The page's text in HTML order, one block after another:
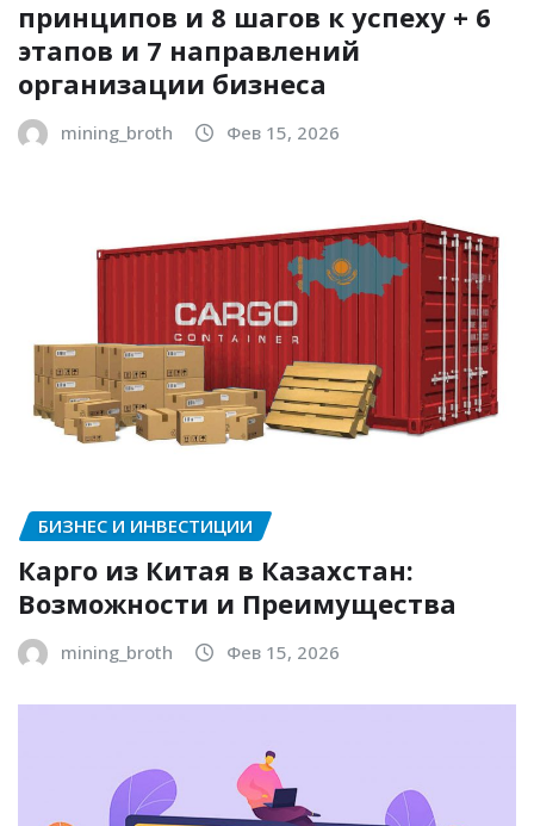
принципов и 8 шагов к успеху + 6
этапов и 7 направлений
организации бизнеса
mining_broth Фев 15, 2026
БИЗНЕС И ИНВЕСТИЦИИ
Карго из Китая в Казахстан:
Возможности и Преимущества
mining_broth Фев 15, 2026